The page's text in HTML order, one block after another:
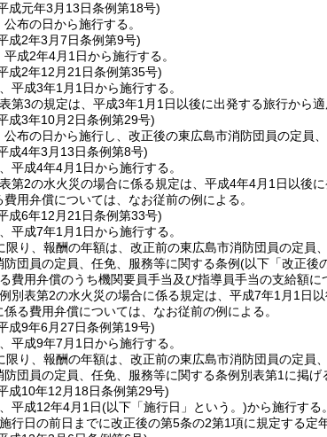
成元年3月13日条例第18号)
布の日から施行する。
成2年3月7日条例第9号)
成2年4月1日から施行する。
成2年12月21日条例第35号)
平成3年1月1日から施行する。
第3の規定は、平成3年1月1日以後に出発する旅行から
成3年10月2日条例第29号)
公布の日から施行し、改正後の東広島市消防団員の定員
成4年3月13日条例第8号)
平成4年4月1日から施行する。
第2の水火災の場合に係る規定は、平成4年4月1日以後
費用弁償については、なお従前の例による。
成6年12月21日条例第33号)
平成7年1月1日から施行する。
限り、報酬の年額は、改正前の東広島市消防団員の定
団員の定員、任免、服務等に関する条例(以下「改正後
費用弁償のうち機関要員手当及び指導員手当の支給額に
別表第2の水火災の場合に係る規定は、平成7年1月1日
る費用弁償については、なお従前の例による。
成9年6月27日条例第19号)
平成9年7月1日から施行する。
限り、報酬の年額は、改正前の東広島市消防団員の定
団員の定員、任免、服務等に関する条例別表第1に掲げ
成10年12月18日条例第29号)
平成12年4月1日(以下「施行日」という。)から施行する。
行日の前日までに改正後の第5条の2第1項に規定する定